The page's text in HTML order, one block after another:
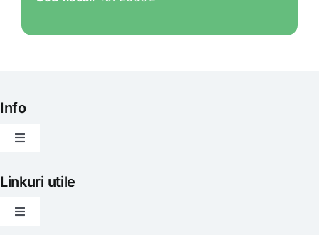
Info
Toggle
Articole
Linkuri utile
Toggle